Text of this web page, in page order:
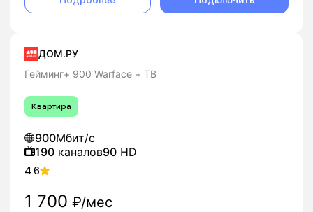
ДОМ.РУ
Гейминг+ 900 Warface + ТВ
Квартира
900Мбит/с
190 каналов90 HD
4.6
1 700 ₽/мес